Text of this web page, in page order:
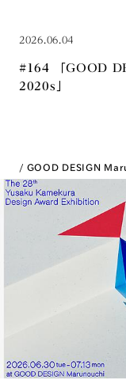
2026.06.04
#164 「GOOD
2020s」
GOOD DESIGN